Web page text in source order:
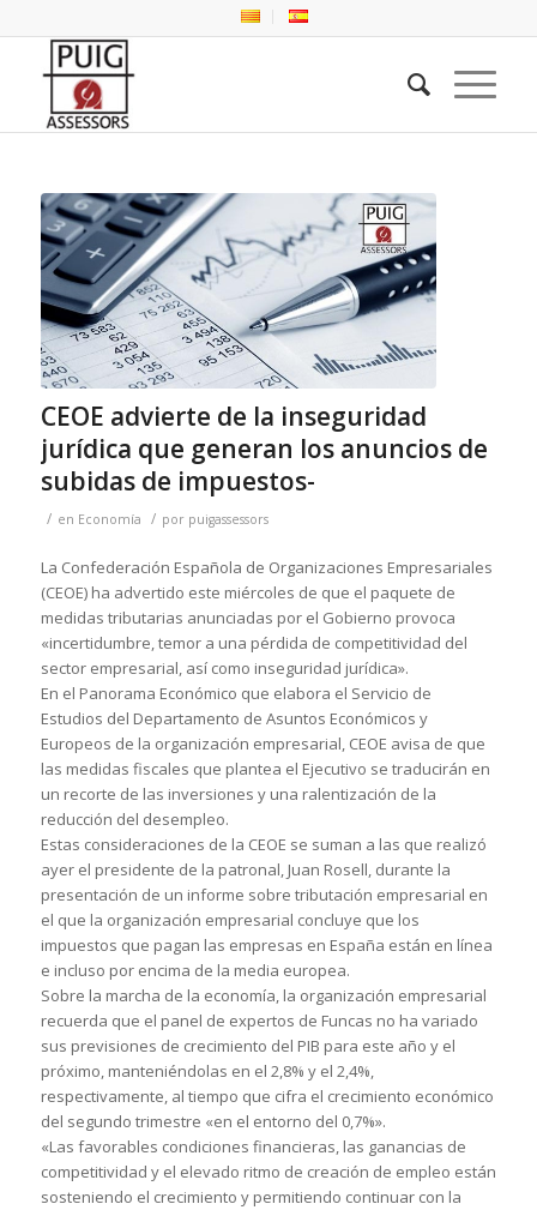
CEOE advierte de la inseguridad
jurídica que generan los anuncios de
subidas de impuestos-
/ en Economía / por puigassessors
La Confederación Española de Organizaciones Empresariales
(CEOE) ha advertido este miércoles de que el paquete de
medidas tributarias anunciadas por el Gobierno provoca
«incertidumbre, temor a una pérdida de competitividad del
sector empresarial, así como inseguridad jurídica».
En el Panorama Económico que elabora el Servicio de
Estudios del Departamento de Asuntos Económicos y
Europeos de la organización empresarial, CEOE avisa de que
las medidas fiscales que plantea el Ejecutivo se traducirán en
un recorte de las inversiones y una ralentización de la
reducción del desempleo.
Estas consideraciones de la CEOE se suman a las que realizó
ayer el presidente de la patronal, Juan Rosell, durante la
presentación de un informe sobre tributación empresarial en
el que la organización empresarial concluye que los
impuestos que pagan las empresas en España están en línea
e incluso por encima de la media europea.
Sobre la marcha de la economía, la organización empresarial
recuerda que el panel de expertos de Funcas no ha variado
sus previsiones de crecimiento del PIB para este año y el
próximo, manteniéndolas en el 2,8% y el 2,4%,
respectivamente, al tiempo que cifra el crecimiento económico
del segundo trimestre «en el entorno del 0,7%».
«Las favorables condiciones financieras, las ganancias de
competitividad y el elevado ritmo de creación de empleo están
sosteniendo el crecimiento y permitiendo continuar con la